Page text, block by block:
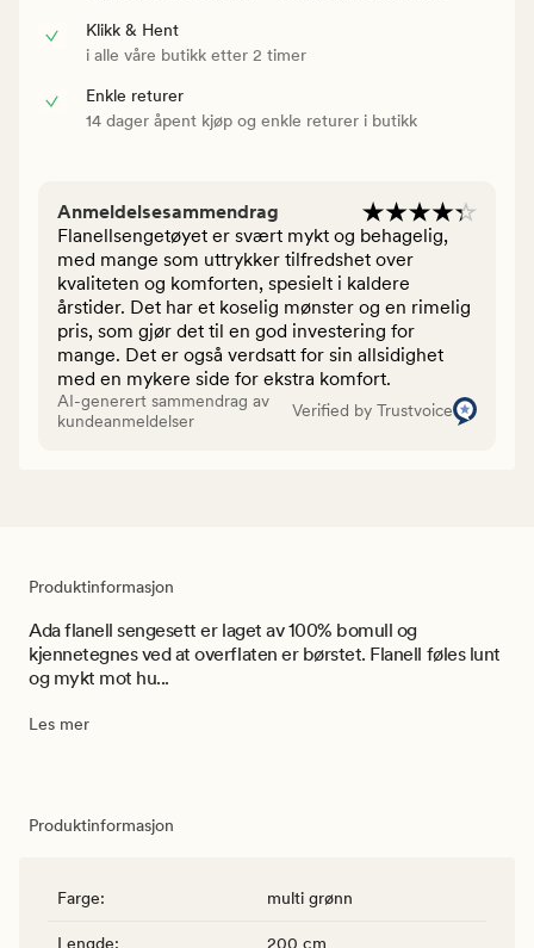
Klikk & Hent
i alle våre butikk etter 2 timer
Enkle returer
14 dager åpent kjøp og enkle returer i butikk
Anmeldelsesammendrag
Flanellsengetøyet er svært mykt og behagelig,
med mange som uttrykker tilfredshet over
kvaliteten og komforten, spesielt i kaldere
årstider. Det har et koselig mønster og en rimelig
pris, som gjør det til en god investering for
mange. Det er også verdsatt for sin allsidighet
med en mykere side for ekstra komfort.
AI-generert sammendrag av
kundeanmeldelser
Verified by Trustvoice
Produktinformasjon
Ada flanell sengesett er laget av 100% bomull og
kjennetegnes ved at overflaten er børstet. Flanell føles lunt
og mykt mot hu...
Les mer
Produktinformasjon
Farge: multi grønn
Lengde: 200 cm